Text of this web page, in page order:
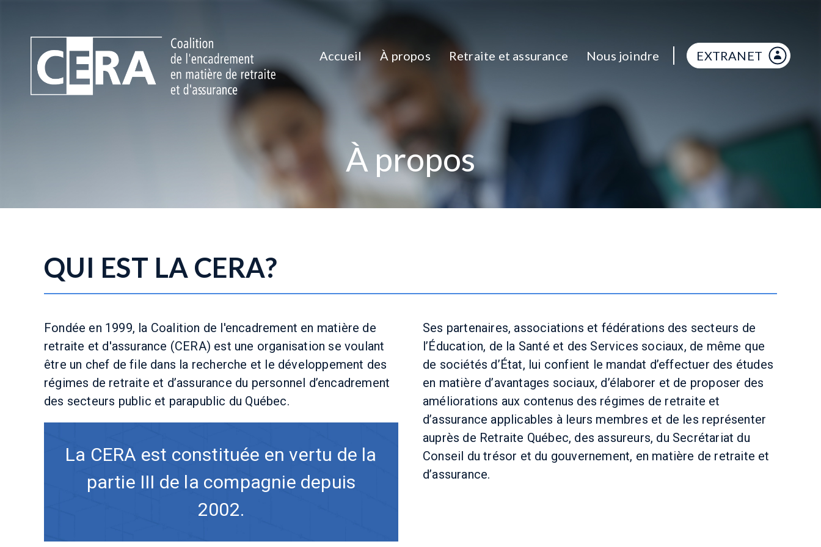
Accueil À propos Retraite et assurance Nous joindre EXTRANET
À propos
QUI EST LA CERA?
Fondée en 1999, la Coalition de l'encadrement en matière de
retraite et d'assurance (CERA) est une organisation se voulant
être un chef de file dans la recherche et le développement des
régimes de retraite et d’assurance du personnel d’encadrement
des secteurs public et parapublic du Québec.
La CERA est constituée en vertu de la
partie III de la compagnie depuis
2002.
Ses partenaires, associations et fédérations des secteurs de
l’Éducation, de la Santé et des Services sociaux, de même que
de sociétés d’État, lui confient le mandat d’effectuer des études
en matière d’avantages sociaux, d’élaborer et de proposer des
améliorations aux contenus des régimes de retraite et
d’assurance applicables à leurs membres et de les représenter
auprès de Retraite Québec, des assureurs, du Secrétariat du
Conseil du trésor et du gouvernement, en matière de retraite et
d’assurance.